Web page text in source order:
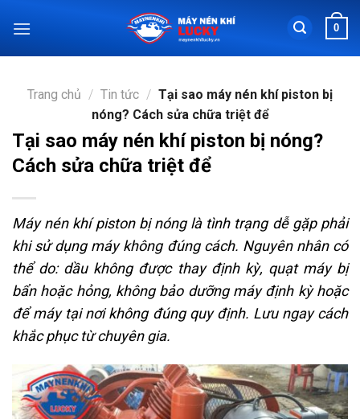
đến
0
Trang chủ / Tin tức / Tại sao máy nén khí piston bị
nóng? Cách sửa chữa triệt để
Tại sao máy nén khí piston bị nóng?
Cách sửa chữa triệt để
Máy nén khí piston bị nóng là tình trạng dễ gặp phải
khi sử dụng máy không đúng cách. Nguyên nhân có
thể do: dầu không được thay định kỳ, quạt máy bị
bẩn hoặc hỏng, không bảo dưỡng máy định kỳ hoặc
để máy tại nơi không đúng quy định. Lưu ngay cách
khắc phục từ chuyên gia.